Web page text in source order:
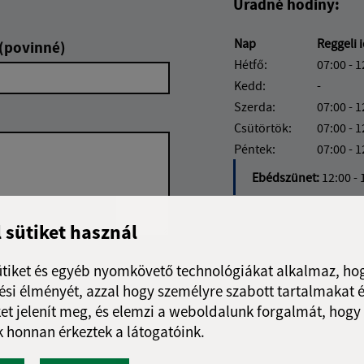
sütiket használ
és egyéb nyomkövető technológiákat alkalmaz,
élményét, azzal hogy személyre szabott tartalmakat
jelenít meg, és elemzi a weboldalunk forgalmát, hogy
honnan érkeztek a látogatóink.
Google reCaptcha Response
Üzenet küldése
Úradné hodiny:
Nap Reggeli
Hétfő:
07:00 -
Kedd:
-
Szerda:
07:00 -
Csütörtök:
07:00 -
Péntek:
07:00 -
Ebédszünet: 12:00 -